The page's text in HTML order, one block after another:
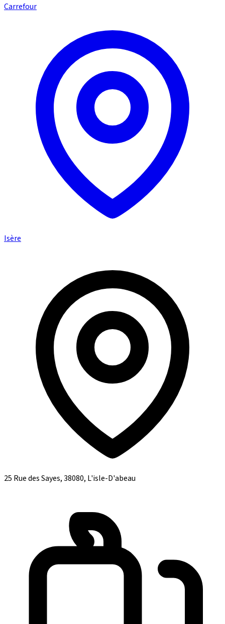
Carrefour
Isère
25 Rue des Sayes, 38080, L'isle-D'abeau